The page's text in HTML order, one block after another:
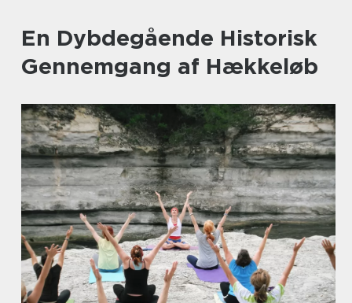
En Dybdegående Historisk
Gennemgang af Hækkeløb